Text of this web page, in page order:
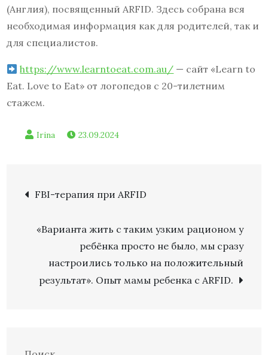
(Англия), посвященный ARFID. Здесь собрана вся
необходимая информация как для родителей, так и
для специалистов.
https://www.learntoeat.com.au/ — сайт «Learn to
Eat. Love to Eat» от логопедов с 20-тилетним
стажем.
23.09.2024
Навигация
по
записям
FBI-терапия при ARFID
«Варианта жить с таким узким рационом у
ребёнка просто не было, мы сразу
настроились только на положительный
результат». Опыт мамы ребенка с ARFID.